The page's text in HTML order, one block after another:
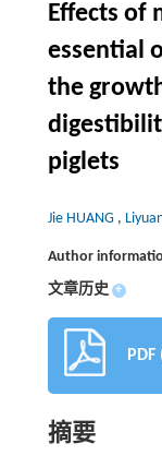
Effects of
essential
the
piglets
Jie HUANG ,
Author
文章历史 +
PDF
摘要